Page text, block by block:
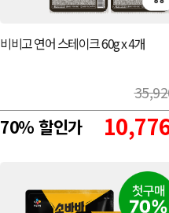
비비고 연어 스테이크 60g x 4개
70% 할인가